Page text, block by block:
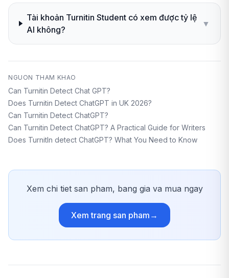
Tài khoản Turnitin Student có xem được tỷ lệ
AI không?
▼
NGUON THAM KHAO
Can Turnitin Detect Chat GPT?
Does Turnitin Detect ChatGPT in UK 2026?
Can Turnitin Detect ChatGPT?
Can Turnitin Detect ChatGPT? A Practical Guide for Writers
Does TurnitIn detect ChatGPT? What You Need to Know
Xem chi tiet san pham, bang gia va mua ngay
Xem trang san pham →